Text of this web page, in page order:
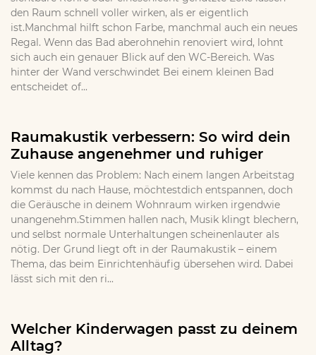
den Raum schnell voller wirken, als er eigentlich
ist.Manchmal hilft schon Farbe, manchmal auch ein neues
Regal. Wenn das Bad aberohnehin renoviert wird, lohnt
sich auch ein genauer Blick auf den WC-Bereich. Was
hinter der Wand verschwindet Bei einem kleinen Bad
entscheidet of...
Raumakustik verbessern: So wird dein
Zuhause angenehmer und ruhiger
Viele kennen das Problem: Nach einem langen Arbeitstag
kommst du nach Hause, möchtestdich entspannen, doch
die Geräusche in deinem Wohnraum wirken irgendwie
unangenehm.Stimmen hallen nach, Musik klingt blechern,
und selbst normale Unterhaltungen scheinenlauter als
nötig. Der Grund liegt oft in der Raumakustik – einem
Thema, das beim Einrichtenhäufig übersehen wird. Dabei
lässt sich mit den ri...
Welcher Kinderwagen passt zu deinem
Alltag?